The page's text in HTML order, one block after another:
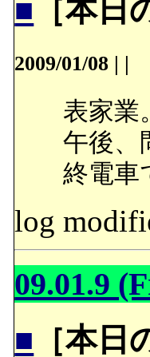
■ ［本日
2009/01/08 | |
表家業
午後、
終電車
log
09.01.9
■ ［本日